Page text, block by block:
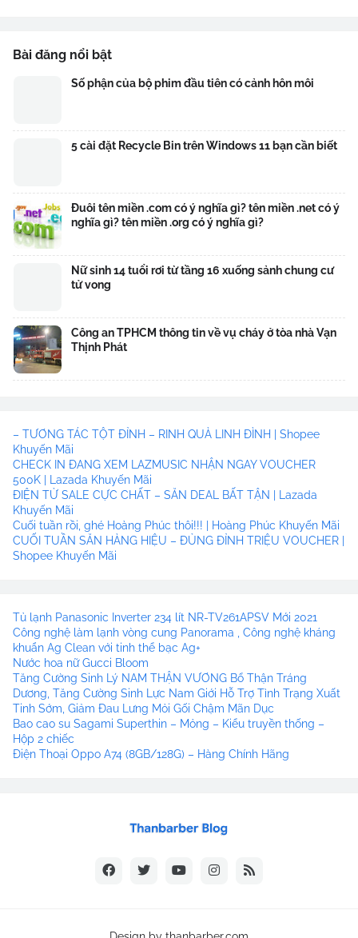
Bài đăng nổi bật
Số phận của bộ phim đầu tiên có cảnh hôn môi
5 cài đặt Recycle Bin trên Windows 11 bạn cần biết
Đuôi tên miền .com có ý nghĩa gì? tên miền .net có ý
nghĩa gì? tên miền .org có ý nghĩa gì?
Nữ sinh 14 tuổi rơi từ tầng 16 xuống sảnh chung cư
tử vong
Công an TPHCM thông tin về vụ cháy ở tòa nhà Vạn
Thịnh Phát
– TƯƠNG TÁC TỘT ĐỈNH – RINH QUÀ LINH ĐÌNH | Shopee
Khuyến Mãi
CHECK IN ĐANG XEM LAZMUSIC NHẬN NGAY VOUCHER
500K | Lazada Khuyến Mãi
ĐIỆN TỬ SALE CỰC CHẤT – SĂN DEAL BẤT TẬN | Lazada
Khuyến Mãi
Cuối tuần rồi, ghé Hoàng Phúc thôi!!! | Hoàng Phúc Khuyến Mãi
CUỐI TUẦN SĂN HÀNG HIỆU – ĐỦNG ĐỈNH TRIỆU VOUCHER |
Shopee Khuyến Mãi
Tủ lạnh Panasonic Inverter 234 lít NR-TV261APSV Mới 2021
Công nghệ làm lạnh vòng cung Panorama , Công nghệ kháng
khuẩn Ag Clean với tinh thể bạc Ag+
Nước hoa nữ Gucci Bloom
Tăng Cường Sinh Lý NAM THẬN VƯƠNG Bổ Thận Tráng
Dương, Tăng Cường Sinh Lực Nam Giới Hỗ Trợ Tình Trạng Xuất
Tinh Sớm, Giảm Đau Lưng Mỏi Gối Chậm Mãn Dục
Bao cao su Sagami Superthin – Mỏng – Kiểu truyền thống –
Hộp 2 chiếc
Điện Thoại Oppo A74 (8GB/128G) – Hàng Chính Hãng